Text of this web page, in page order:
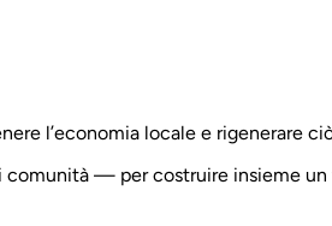
l’economia locale e rigenerare
— per costruire insieme